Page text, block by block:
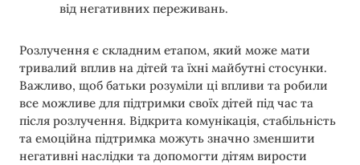
від негативних переживань.
Розлучення є складним етапом, який може мати
тривалий вплив на дітей та їхні майбутні стосунки.
Важливо, щоб батьки розуміли ці впливи та робили
все можливе для підтримки своїх дітей під час та
після розлучення. Відкрита комунікація, стабільність
та емоційна підтримка можуть значно зменшити
негативні наслідки та допомогти дітям вирости